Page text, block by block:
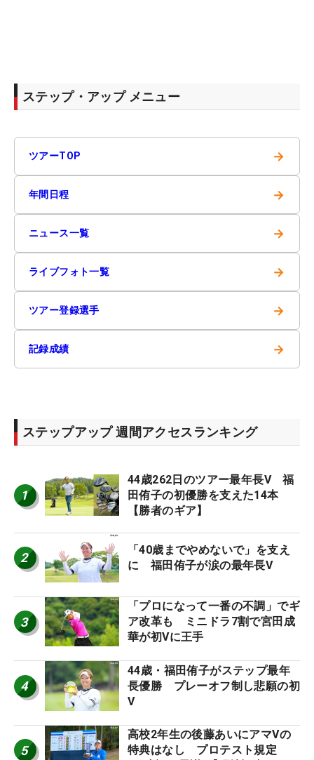
ステップ・アップ メニュー
ツアーTOP →
年間日程 →
ニュース一覧 →
ライブフォト一覧 →
ツアー登録選手 →
記録成績 →
ステップアップ 週間アクセスランキング
1
44歳262日のツアー最年長V 福
田侑子の初優勝を支えた14本
【勝者のギア】
2
「40歳までやめないで」を支え
に 福田侑子が涙の最年長V
3
「プロになって一番の不調」でギ
ア改革も ミニドラ7割で宮田成
華が初Vに王手
4
44歳・福田侑子がステップ最年
長優勝 プレーオフ制し悲願の初
V
5
高校2年生の後藤あいにアマVの
特典はなし プロテスト規定